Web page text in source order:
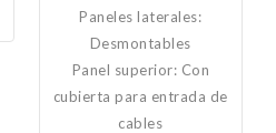
Paneles laterales:
Desmontables
Panel superior: Con
cubierta para entrada de
cables